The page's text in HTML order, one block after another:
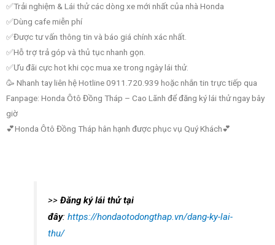
✅Trải nghiệm & Lái thử các dòng xe mới nhất của nhà Honda
✅Dùng cafe miễn phí
✅Được tư vấn thông tin và báo giá chính xác nhất.
✅Hỗ trợ trả góp và thủ tục nhanh gọn.
✅Ưu đãi cực hot khi cọc mua xe trong ngày lái thử.
🥳 Nhanh tay liên hệ Hotline 0911.720.939 hoặc nhắn tin trực tiếp qua
Fanpage: Honda Ôtô Đồng Tháp – Cao Lãnh để đăng ký lái thử ngay bây
giờ
💕Honda Ôtô Đồng Tháp hân hạnh được phục vụ Quý Khách💕
>>Đăng ký lái thửtại
đây:https://hondaotodongthap.vn/dang-ky-lai-
thu/